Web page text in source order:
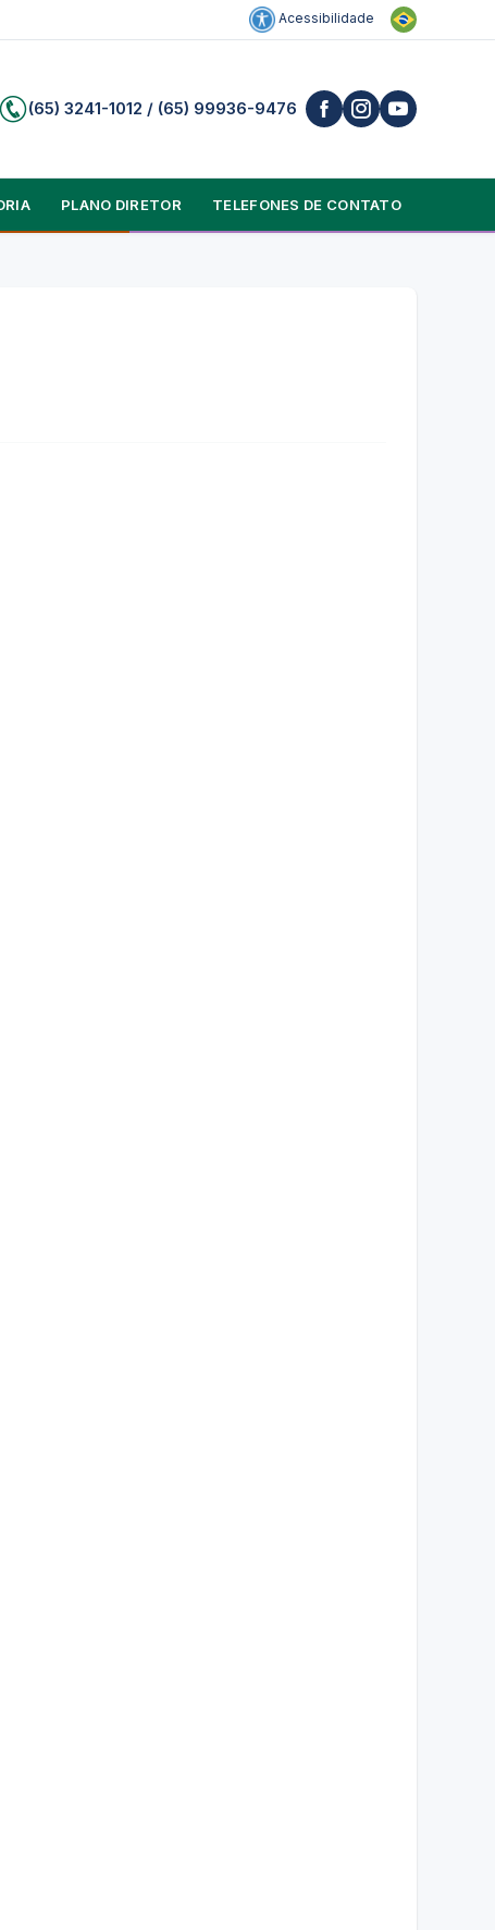
Acessibilidade
(65) 3241-1012 / (65) 99936-9476
PLANO DIRETOR TELEFONES DE CONTATO